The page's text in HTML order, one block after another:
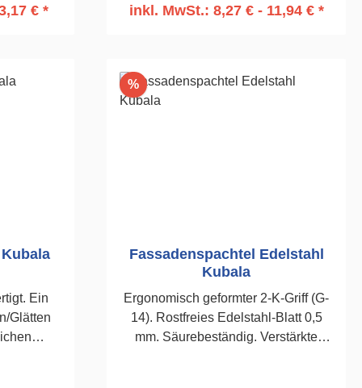
€ *
kräftesparend.600 mm
inkl. MwSt.: 8,27 € - 11,94 € *
Ein
Glätten
%Rabatt
Fassadenspachtel Edelstahl
Kubala
Ergonomisch geformter 2-K-Griff (G-
14). Rostfreies Edelstahl-Blatt 0,5
mm. Säurebeständig. Verstärkte